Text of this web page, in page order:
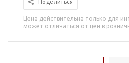
Поделиться
Цена действительна только для
может отличаться от цен в